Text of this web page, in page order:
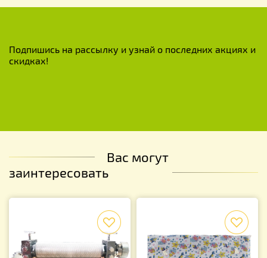
Подпишись на рассылку и узнай о последних акциях и
скидках!
Вас могут
заинтересовать